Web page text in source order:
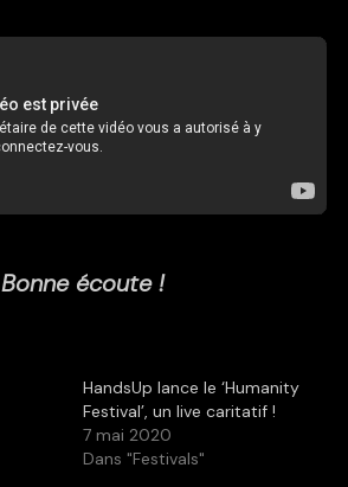
Bonne écoute !
HandsUp lance le ‘Humanity
Festival’, un live caritatif !
7 mai 2020
Dans "Festivals"